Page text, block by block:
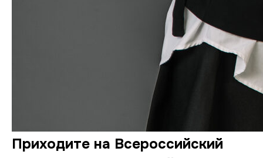
Приходите на Всероссийский